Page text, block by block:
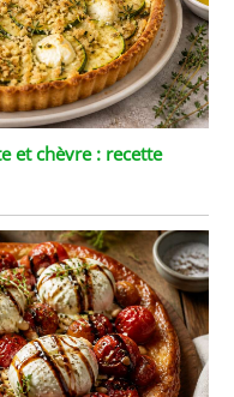
et chèvre : recette